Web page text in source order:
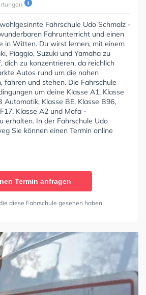
Fahrschule Udo Schmalz -
Fahrunterricht und einen
in Witten. Du wirst lernen, mit einem
Piaggio, Suzuki und Yamaha zu
dich zu konzentrieren, da reichlich
Autos rund um die nahen
fahren und stehen. Die Fahrschule
um deine Klasse A1, Klasse
Automatik, Klasse BE, Klasse B96,
Klasse A2 und Mofa -
erhalten. In der Fahrschule Udo
Sie können einen Termin online
Termin anfragen
diese Fahrschule gesehen haben